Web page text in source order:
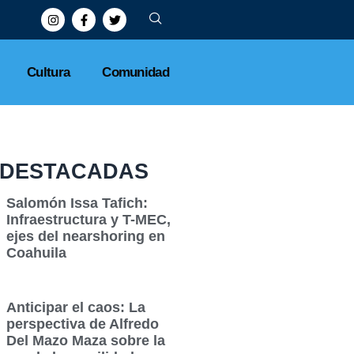
Cultura Comunidad
DESTACADAS
Salomón Issa Tafich:
Infraestructura y T-MEC,
ejes del nearshoring en
Coahuila
Anticipar el caos: La
perspectiva de Alfredo
Del Mazo Maza sobre la